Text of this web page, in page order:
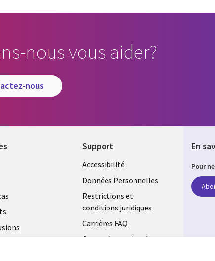
nous vous aider?
nous
Support
Accessibilité
Données Personnelles
Restrictions et
conditions juridiques
Carrières FAQ
Centre de gestion des
En
Pour